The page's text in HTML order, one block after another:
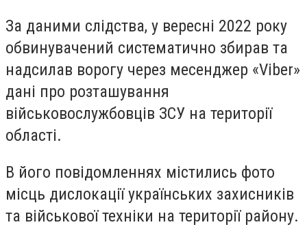
За даними слідства, у вересні 2022 року
обвинувачений систематично збирав та
надсилав ворогу через месенджер «Viber»
дані про розташування
військовослужбовців ЗСУ на території
області.
В його повідомленнях містились фото
місць дислокації українських захисників
та військової техніки на території району.